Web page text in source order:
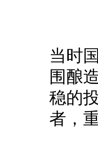
当时
围酿
稳的
者，